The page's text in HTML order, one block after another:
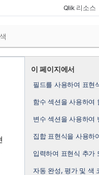
Qlik 리소스
이 페이지에서
필드를 사용하여 표현
함수 섹션을 사용하여
변수 섹션을 사용하여
집합 표현식을 사용하
입력하여 표현식 추가
자동 완성, 평가 및 색